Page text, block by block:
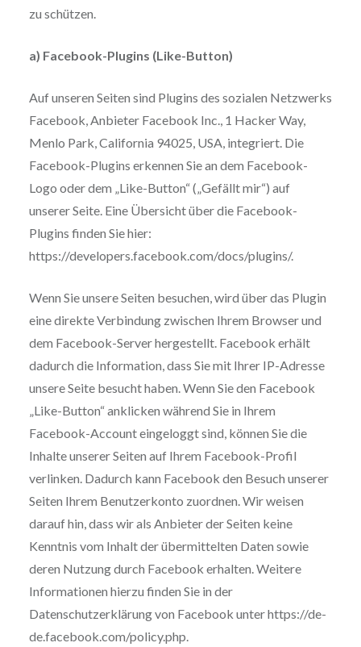
zu schützen.
a) Facebook-Plugins (Like-Button)
Auf unseren Seiten sind Plugins des sozialen Netzwerks
Facebook, Anbieter Facebook Inc., 1 Hacker Way,
Menlo Park, California 94025, USA, integriert. Die
Facebook-Plugins erkennen Sie an dem Facebook-
Logo oder dem „Like-Button“ („Gefällt mir“) auf
unserer Seite. Eine Übersicht über die Facebook-
Plugins finden Sie hier:
https://developers.facebook.com/docs/plugins/.
Wenn Sie unsere Seiten besuchen, wird über das Plugin
eine direkte Verbindung zwischen Ihrem Browser und
dem Facebook-Server hergestellt. Facebook erhält
dadurch die Information, dass Sie mit Ihrer IP-Adresse
unsere Seite besucht haben. Wenn Sie den Facebook
„Like-Button“ anklicken während Sie in Ihrem
Facebook-Account eingeloggt sind, können Sie die
Inhalte unserer Seiten auf Ihrem Facebook-Profil
verlinken. Dadurch kann Facebook den Besuch unserer
Seiten Ihrem Benutzerkonto zuordnen. Wir weisen
darauf hin, dass wir als Anbieter der Seiten keine
Kenntnis vom Inhalt der übermittelten Daten sowie
deren Nutzung durch Facebook erhalten. Weitere
Informationen hierzu finden Sie in der
Datenschutzerklärung von Facebook unter https://de-
de.facebook.com/policy.php.